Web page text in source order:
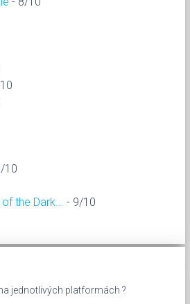
10
the Dark...
- 9/10
jednotlivých platformách ?